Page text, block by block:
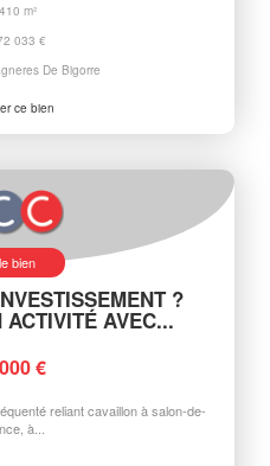
410 m²
033 €
De Bigorre
ce bien
bien
?
ACTIVITÉ AVEC...
€
reliant cavaillon à salon-de-
à...